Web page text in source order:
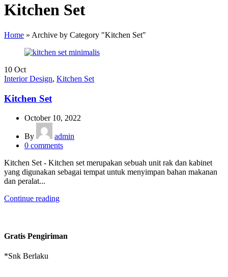
Kitchen Set
Home » Archive by Category "Kitchen Set"
10 Oct
Interior Design, Kitchen Set
Kitchen Set
October 10, 2022
By
admin
0 comments
Kitchen Set - Kitchen set merupakan sebuah unit rak dan kabinet
yang digunakan sebagai tempat untuk menyimpan bahan makanan
dan peralat...
Continue reading
Gratis Pengiriman
*Snk Berlaku